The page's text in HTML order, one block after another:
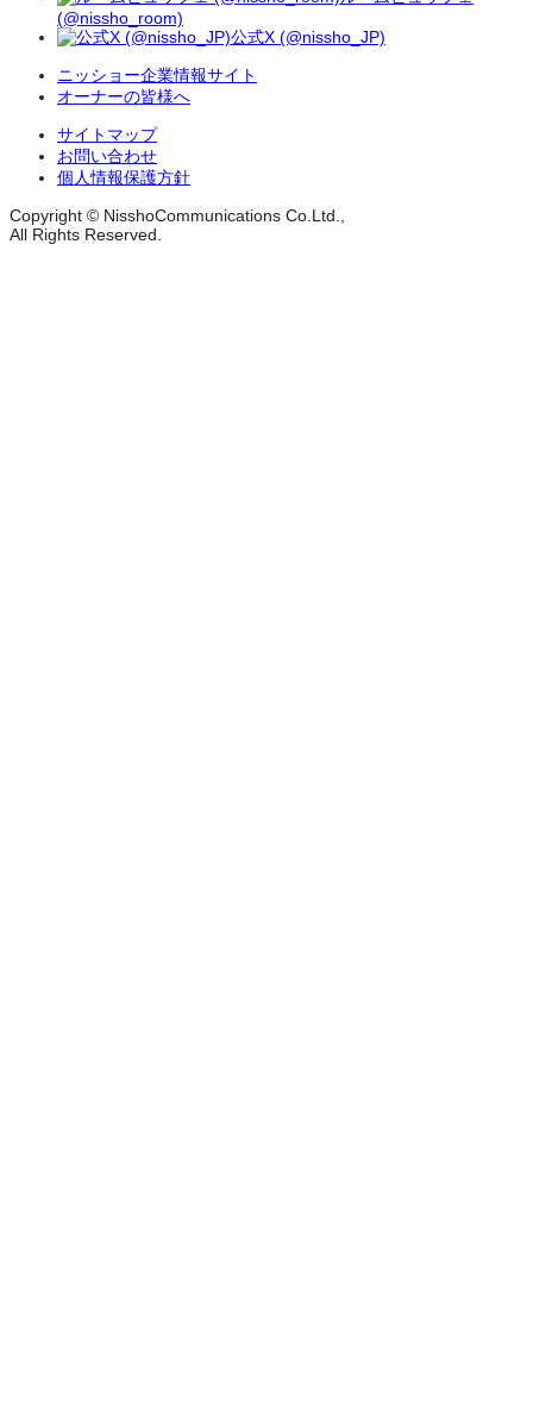
(@nissho_room)
公式X (@nissho_JP)
ニッショー企業情報サイト
オーナーの皆様へ
サイトマップ
お問い合わせ
個人情報保護方針
Copyright © NisshoCommunications Co.Ltd.,
All Rights Reserved.